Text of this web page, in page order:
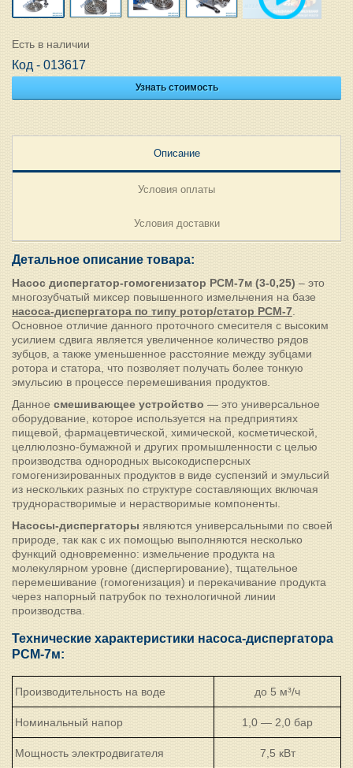
Есть в наличии
Код - 013617
Узнать стоимость
Описание
Условия оплаты
Условия доставки
Детальное описание товара:
Насос диспергатор-гомогенизатор РСМ-7м (3-0,25) – это
многозубчатый миксер повышенного измельчения на базе
насоса-диспергатора по типу ротор/статор РСМ-7
Основное отличие данного проточного смесителя с высоким
усилием сдвига является увеличенное количество рядов
зубцов, а также уменьшенное расстояние между зубцами
ротора и статора, что позволяет получать более тонкую
эмульсию в процессе перемешивания продуктов.
Данное смешивающее устройство — это универсальное
оборудование, которое используется на предприятиях
пищевой, фармацевтической, химической, косметической,
целлюлозно-бумажной и других промышленности с целью
производства однородных высокодисперсных
гомогенизированных продуктов в виде суспензий и эмульсий
из нескольких разных по структуре составляющих включая
труднорастворимые и нерастворимые компоненты.
Насосы-диспергаторы являются универсальными по своей
природе, так как с их помощью выполняются несколько
функций одновременно: измельчение продукта на
молекулярном уровне (диспергирование), тщательное
перемешивание (гомогенизация) и перекачивание продукта
через напорный патрубок по технологичной линии
производства.
Технические характеристики насоса-диспергатора
РСМ-7м:
Производительность на воде до 5 м³/ч
Номинальный напор 1,0 — 2,0 бар
Мощность электродвигателя 7,5 кВт